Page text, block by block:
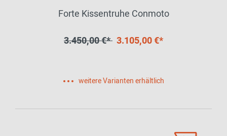
Forte Kissentruhe Conmoto
3.450,00 €* 3.105,00 €*
weitere Varianten erhältlich